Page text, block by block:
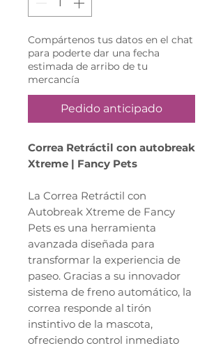
Compártenos tus datos en el chat
para poderte dar una fecha
estimada de arribo de tu
mercancía
Pedido anticipado
Correa Retráctil con autobreak
Xtreme | Fancy Pets
La Correa Retráctil con
Autobreak Xtreme de Fancy
Pets es una herramienta
avanzada diseñada para
transformar la experiencia de
paseo. Gracias a su innovador
sistema de freno automático, la
correa responde al tirón
instintivo de la mascota,
ofreciendo control inmediato